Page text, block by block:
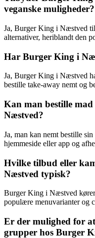
veganske muligheder?
Ja, Burger King i Næstved
alternativer, heriblandt den
Har Burger King i
Ja, Burger King i Næstved
bestille take-away nemt og
Kan man bestille
Næstved?
Ja, man kan nemt bestille
hjemmeside eller app og
Hvilke tilbud eller
Næstved typisk?
Burger King i Næstved
populære menuvarianter og
Er der mulighed for
grupper hos Burger